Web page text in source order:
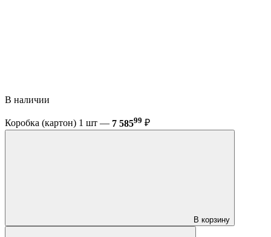
В наличии
Коробка (картон) 1 шт — 7 58599 ₽
В корзину